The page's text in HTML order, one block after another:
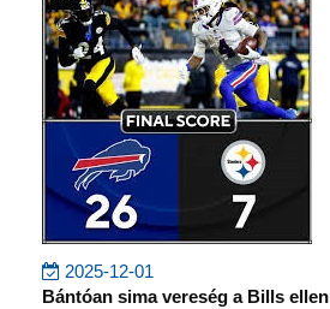
2025-12-01
Bántóan sima vereség a Bills ellen